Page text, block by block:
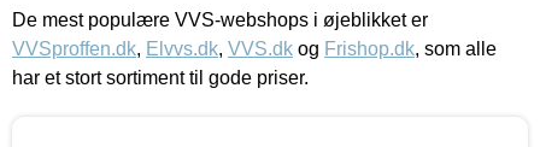
De mest populære VVS-webshops i øjeblikket er
VVSproffen.dk, Elvvs.dk, VVS.dk og Frishop.dk, som alle
har et stort sortiment til gode priser.